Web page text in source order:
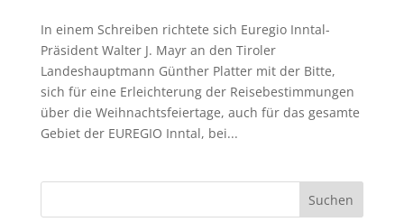
In einem Schreiben richtete sich Euregio Inntal-
Präsident Walter J. Mayr an den Tiroler
Landeshauptmann Günther Platter mit der Bitte,
sich für eine Erleichterung der Reisebestimmungen
über die Weihnachtsfeiertage, auch für das gesamte
Gebiet der EUREGIO Inntal, bei...
Suchen